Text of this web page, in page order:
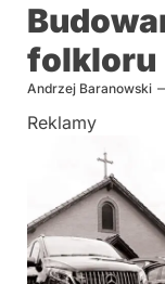
folkloru
Andrzej Baranowski
Reklamy